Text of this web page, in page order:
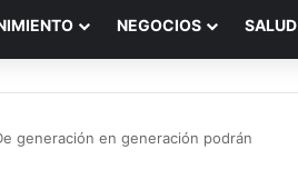
NEGOCIOS SALUD
generación en generación podrán